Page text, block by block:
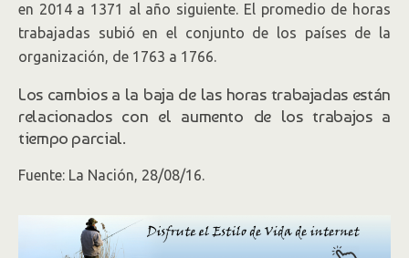
en 2014 a 1371 al año siguiente. El promedio de horas
trabajadas subió en el conjunto de los países de la
organización, de 1763 a 1766.
Los cambios a la baja de las horas trabajadas están
relacionados con el aumento de los trabajos a
tiempo parcial.
Fuente: La Nación, 28/08/16.